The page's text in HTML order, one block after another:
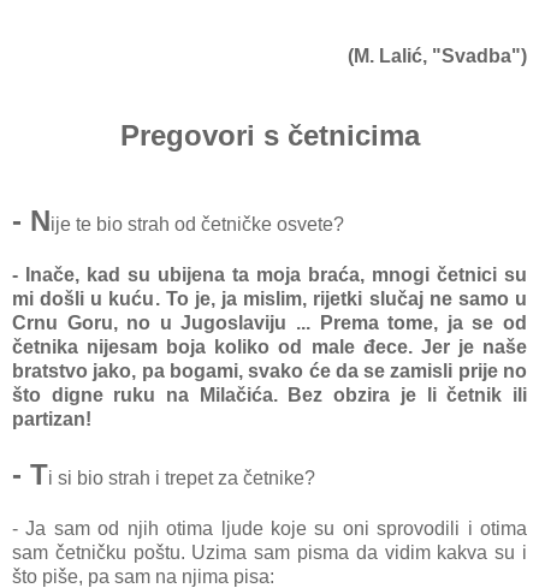
(M. Lalić, "Svadba")
Pregovori s četnicima
- Nije te bio strah od četničke osvete?
- Inače, kad su ubijena ta moja braća, mnogi četnici su
mi došli u kuću. To je, ja mislim, rijetki slučaj ne samo u
Crnu Goru, no u Jugoslaviju ... Prema tome, ja se od
četnika nijesam boja koliko od male đece. Jer je naše
bratstvo jako, pa bogami, svako će da se zamisli prije no
što digne ruku na Milačića. Bez obzira je li četnik ili
partizan!
- Ti si bio strah i trepet za četnike?
- Ja sam od njih otima ljude koje su oni sprovodili i otima
sam četničku poštu. Uzima sam pisma da vidim kakva su i
što piše, pa sam na njima pisa: